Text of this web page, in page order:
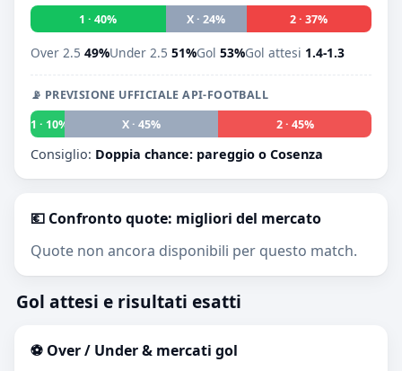
1 · 40% X · 24% 2 · 37%
Over 2.5 49%Under 2.5 51%Gol 53%Gol attesi 1.4-1.3
📡 PREVISIONE UFFICIALE API-FOOTBALL
1 · 10%
X · 45% 2 · 45%
Consiglio: Doppia chance: pareggio o Cosenza
💶 Confronto quote: migliori del mercato
Quote non ancora disponibili per questo match.
Gol attesi e risultati esatti
⚽ Over / Under & mercati gol